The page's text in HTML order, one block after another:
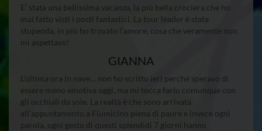
E’ stata una bellissima vacanza, la più bella crociera che ho
mai fatto visti i posti fantastici. La tour leader è stata
stupenda, in più ho trovato l’amore, cosa che veramente non
mi aspettavo!
GIANNA
L’ultima ora in nave… non ho scritto ieri perché speravo di
essere meno emotiva oggi, ma mi tocca farlo comunque con
gli occhiali da sole. La realtà è che sono arrivata
all’appuntamento a Fiumicino piena di paure e invece ogni
parola, ogni gesto di questi splendidi 7 giorni hanno